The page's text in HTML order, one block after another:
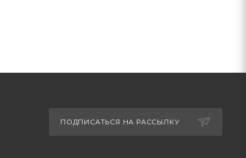
ПОДПИСАТЬСЯ НА РАССЫЛКУ